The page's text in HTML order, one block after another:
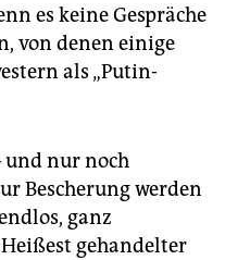
es keine Gespräche
von denen einige
als „Putin-
und nur noch
Bescherung werden
ganz
gehandelter